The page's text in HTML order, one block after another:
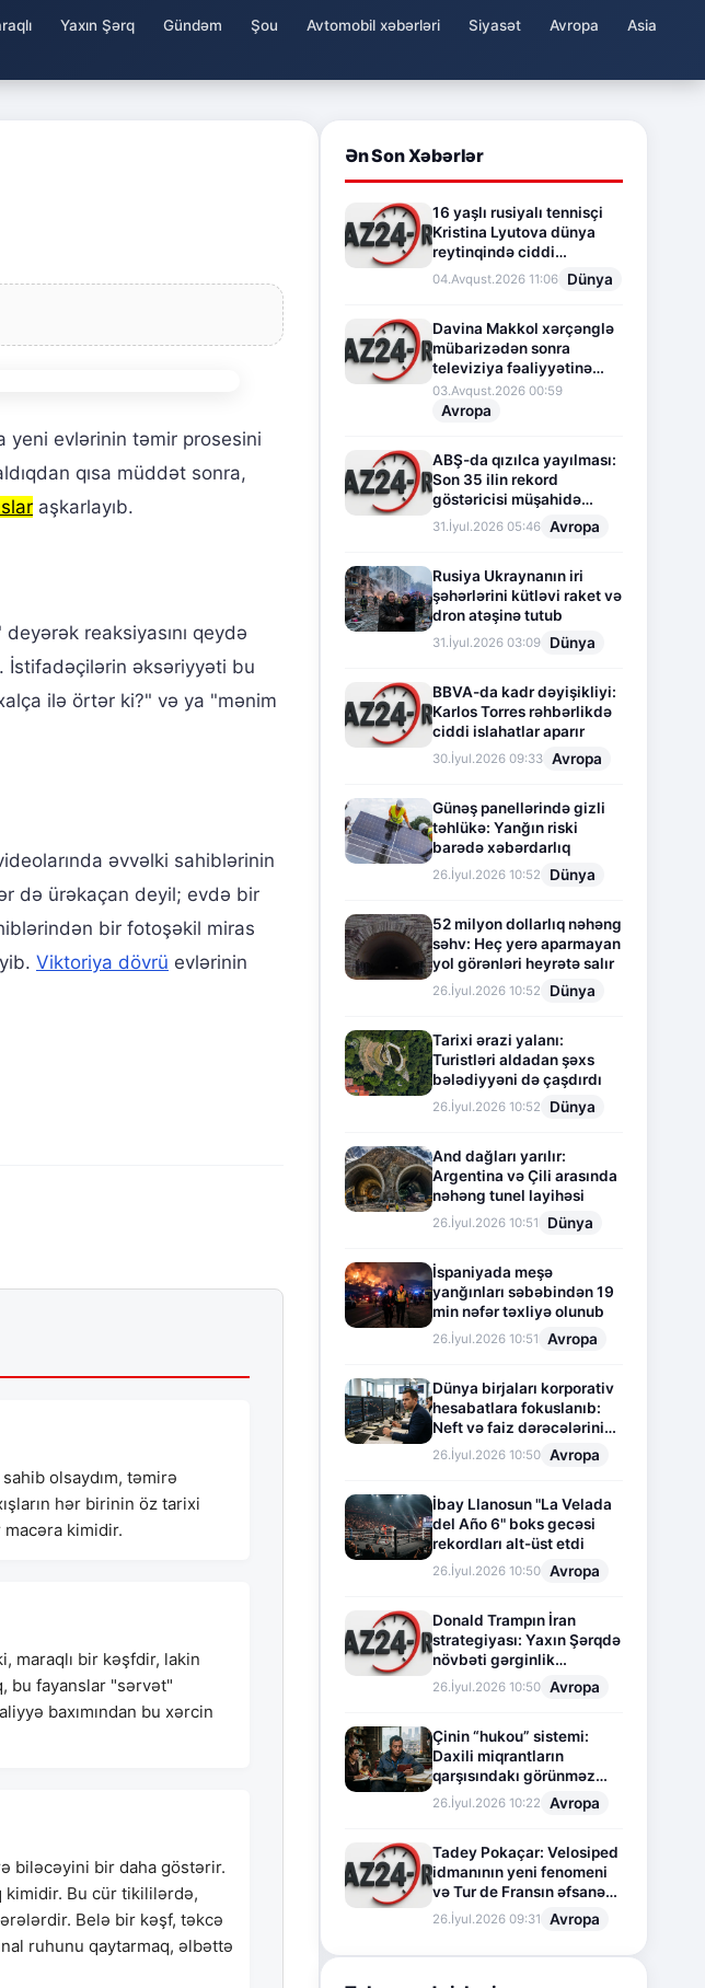
Yaxın Şərq Gündəm Şou Avtomobil xəbərləri Siyasət Avropa
Asia
yeni evlərinin təmir prosesini
qısa müddət sonra,
aşkarlayıb.
deyərək reaksiyasını qeydə
İstifadəçilərin əksəriyyəti bu
ilə örtər ki?" və ya "mənim
əvvəlki sahiblərinin
də ürəkaçan deyil; evdə bir
bir fotoşəkil miras
Viktoriya dövrü evlərinin
olsaydım, təmirə
hər birinin öz tarixi
macəra kimidir.
maraqlı bir kəşfdir, lakin
bu fayanslar "sərvət"
baxımından bu xərcin
biləcəyini bir daha göstərir.
kimidir. Bu cür tikililərdə,
Belə bir kəşf, təkcə
ruhunu qaytarmaq, əlbəttə
Ən Son Xəbərlər
16 yaşlı rusiyalı tennisçi
Kristina Lyutova dünya
reytinqində ciddi
irəliləyişə imza atdı
04.Avqust.2026 11:06 Dünya
Davina Makkol xərçənglə
mübarizədən sonra
televiziya fəaliyyətinə
fasilə verir
03.Avqust.2026 00:59
Avropa
ABŞ-da qızılca yayılması:
Son 35 ilin rekord
göstəricisi müşahidə
olunur
31.İyul.2026 05:46 Avropa
Rusiya Ukraynanın iri
şəhərlərini kütləvi raket və
dron atəşinə tutub
31.İyul.2026 03:09 Dünya
BBVA-da kadr dəyişikliyi:
Karlos Torres rəhbərlikdə
ciddi islahatlar aparır
30.İyul.2026 09:33 Avropa
Günəş panellərində gizli
təhlükə: Yanğın riski
barədə xəbərdarlıq
26.İyul.2026 10:52 Dünya
52 milyon dollarlıq nəhəng
səhv: Heç yerə aparmayan
yol görənləri heyrətə salır
26.İyul.2026 10:52 Dünya
Tarixi ərazi yalanı:
Turistləri aldadan şəxs
bələdiyyəni də çaşdırdı
26.İyul.2026 10:52 Dünya
And dağları yarılır:
Argentina və Çili arasında
nəhəng tunel layihəsi
26.İyul.2026 10:51 Dünya
İspaniyada meşə
yanğınları səbəbindən 19
min nəfər təxliyə olunub
26.İyul.2026 10:51 Avropa
Dünya birjaları korporativ
hesabatlara fokuslanıb:
Neft və faiz dərəcələrinin
təsiri altında cari vəziyyət
26.İyul.2026 10:50 Avropa
İbay Llanosun "La Velada
del Año 6" boks gecəsi
rekordları alt-üst etdi
26.İyul.2026 10:50 Avropa
Donald Trampın İran
strategiyası: Yaxın Şərqdə
növbəti gərginlik
mərhələsi
26.İyul.2026 10:50 Avropa
Çinin “hukou” sistemi:
Daxili miqrantların
qarşısındakı görünməz
sədd
26.İyul.2026 10:22 Avropa
Tadey Pokaçar: Velosiped
idmanının yeni fenomeni
və Tur de Fransın əfsanəvi
səhifəsi
26.İyul.2026 09:31 Avropa